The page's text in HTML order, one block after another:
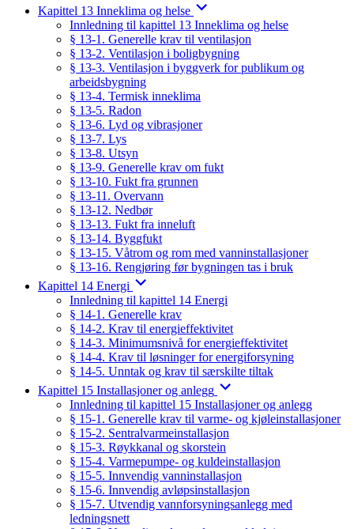
Kapittel 13 Inneklima og helse
Innledning til kapittel 13 Inneklima og helse
§ 13-1. Generelle krav til ventilasjon
§ 13-2. Ventilasjon i boligbygning
§ 13-3. Ventilasjon i byggverk for publikum og
arbeidsbygning
§ 13-4. Termisk inneklima
§ 13-5. Radon
§ 13-6. Lyd og vibrasjoner
§ 13-7. Lys
§ 13-8. Utsyn
§ 13-9. Generelle krav om fukt
§ 13-10. Fukt fra grunnen
§ 13-11. Overvann
§ 13-12. Nedbør
§ 13-13. Fukt fra inneluft
§ 13-14. Byggfukt
§ 13-15. Våtrom og rom med vanninstallasjoner
§ 13-16. Rengjøring før bygningen tas i bruk
Kapittel 14 Energi
Innledning til kapittel 14 Energi
§ 14-1. Generelle krav
§ 14-2. Krav til energieffektivitet
§ 14-3. Minimumsnivå for energieffektivitet
§ 14-4. Krav til løsninger for energiforsyning
§ 14-5. Unntak og krav til særskilte tiltak
Kapittel 15 Installasjoner og anlegg
Innledning til kapittel 15 Installasjoner og anlegg
§ 15-1. Generelle krav til varme- og kjøleinstallasjoner
§ 15-2. Sentralvarmeinstallasjon
§ 15-3. Røykkanal og skorstein
§ 15-4. Varmepumpe- og kuldeinstallasjon
§ 15-5. Innvendig vanninstallasjon
§ 15-6. Innvendig avløpsinstallasjon
§ 15-7. Utvendig vannforsyningsanlegg med
ledningsnett